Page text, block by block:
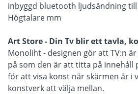
inbyggd bluetooth ljudsändning
Högtalare mm
Art Store - Din Tv blir ett tavla,
Monoliht - designen gör att TV:n
på som den är att titta på innehåll
för att visa konst när skärmen är i
konstverk att välja mellan.